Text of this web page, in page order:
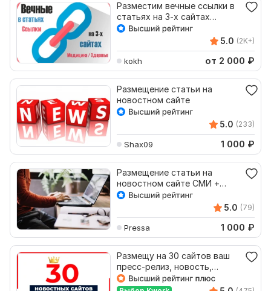
Разместим вечные ссылки в
статьях на 3-х сайтах
медицина, здоровье
5.0 (2K+)
kokh от 2 000 ₽
Размещение статьи на
новостном сайте
5.0 (233)
Shax09 1 000 ₽
Размещение статьи на
новостном сайте СМИ +
Выход в новостной
5.0 (79)
Pressa 1 000 ₽
Размещу на 30 сайтов ваш
пресс-релиз, новость,
статью